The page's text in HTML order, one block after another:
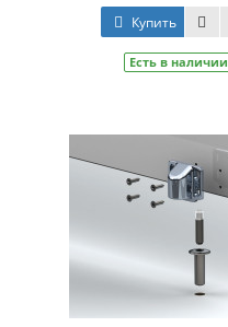
Купить
Есть в наличии